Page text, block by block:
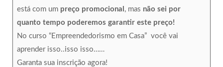
está com um preço promocional , mas não sei por
quanto tempo poderemos garantir este preço!
No curso “Empreendedorismo em Casa” você vai
aprender isso..isso isso……
Garanta sua inscrição agora!